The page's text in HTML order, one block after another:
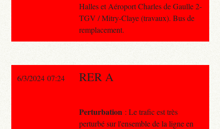
Halles et Aéroport Charles de Gaulle 2-
TGV / Mitry-Claye (travaux). Bus de
remplacement.
6/3/2024 07:24 RER A
Perturbation : Le trafic est très
perturbé sur l'ensemble de la ligne en